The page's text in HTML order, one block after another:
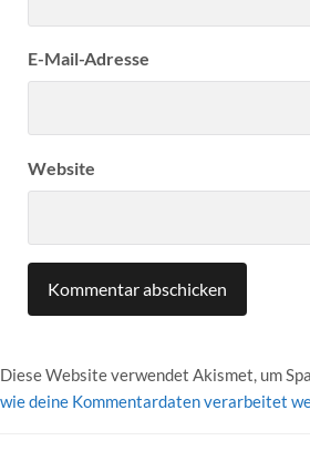
E-Mail-Adresse
Website
Diese Website verwendet Akismet, um
wie deine Kommentardaten verarbeitet